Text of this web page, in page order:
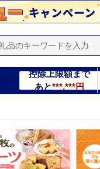
控除上限額まで
あと***,***円